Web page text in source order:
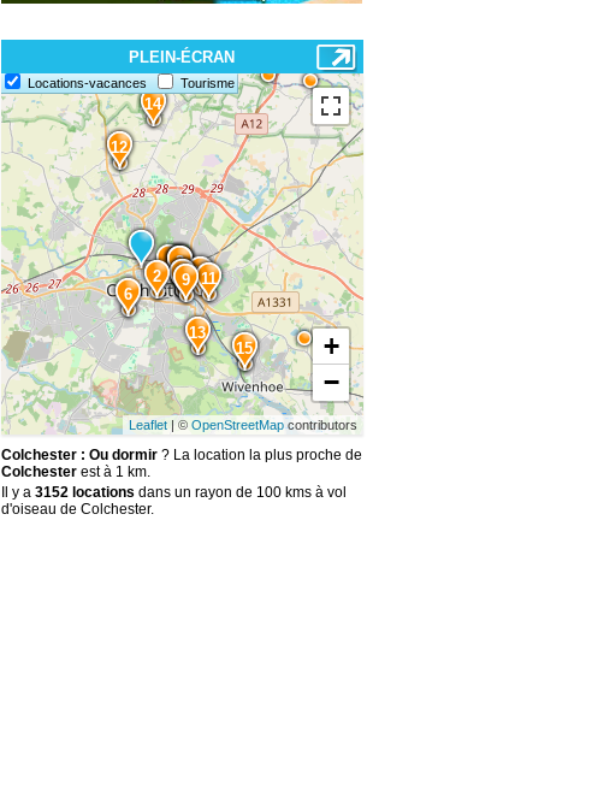
PLEIN-ÉCRAN
Locations-vacances Tourisme
15
14
13
12
11
10
9
8
7
6
5
4
3
2
1
+
−
Leaflet | ©OpenStreetMapcontributors
Colchester : Ou dormir? La location la plus proche de
Colchesterest à 1 km.
Il y a 3152 locations dans un rayon de 100 kms à vol
d'oiseau de Colchester.